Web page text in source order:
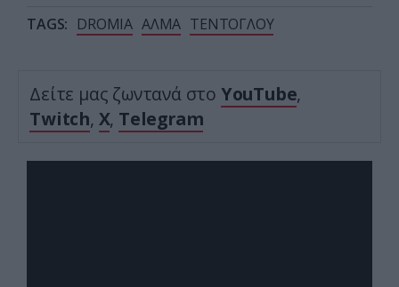
TAGS: DROMIA ΑΛΜΑ ΤΕΝΤΟΓΛΟΥ
Δείτε μας ζωντανά στο YouTube,
Twitch, X, Telegram